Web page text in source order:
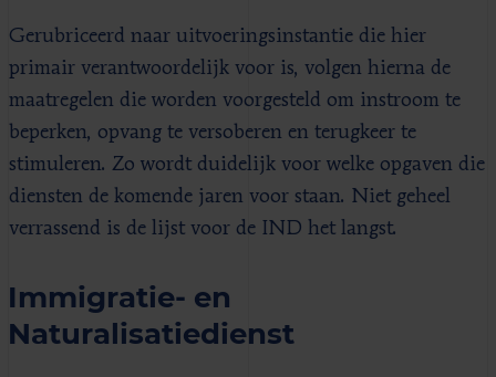
Gerubriceerd naar uitvoeringsinstantie die hier
primair verantwoordelijk voor is, volgen hierna de
maatregelen die worden voorgesteld om instroom te
beperken, opvang te versoberen en terugkeer te
stimuleren. Zo wordt duidelijk voor welke opgaven die
diensten de komende jaren voor staan. Niet geheel
verrassend is de lijst voor de IND het langst.
Immigratie- en
Naturalisatiedienst